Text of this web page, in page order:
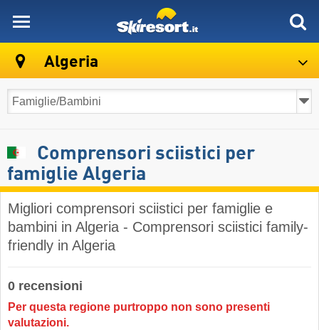
Algeria
Comprensori sciistici per
famiglie Algeria
Migliori comprensori sciistici per famiglie e
bambini in Algeria - Comprensori sciistici family-
friendly in Algeria
0 recensioni
Per questa regione purtroppo non sono presenti
valutazioni.